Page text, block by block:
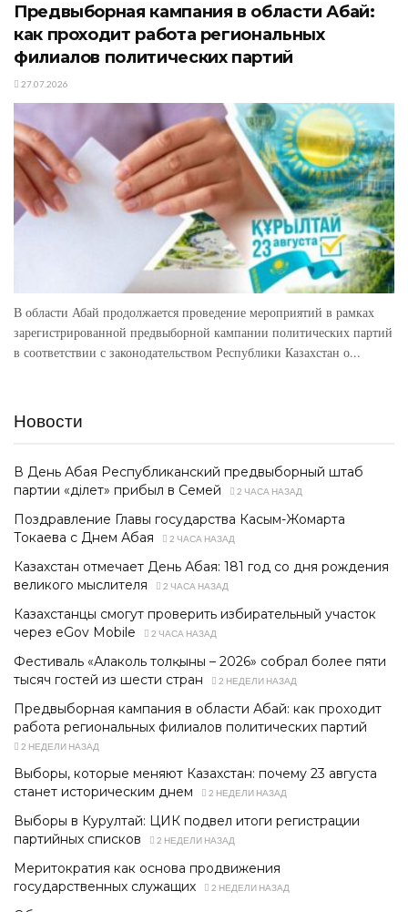
Предвыборная кампания в области Абай:
как проходит работа региональных
филиалов политических партий
27.07.2026
В области Абай продолжается проведение мероприятий в рамках
зарегистрированной предвыборной кампании политических партий
в соответствии с законодательством Республики Казахстан о...
Новости
В День Абая Республиканский предвыборный штаб
партии «Әділет» прибыл в Семей
2 ЧАСА НАЗАД
Поздравление Главы государства Касым-Жомарта
Токаева с Днем Абая
2 ЧАСА НАЗАД
Казахстан отмечает День Абая: 181 год со дня рождения
великого мыслителя
2 ЧАСА НАЗАД
Казахстанцы смогут проверить избирательный участок
через eGov Mobile
2 ЧАСА НАЗАД
Фестиваль «Алаколь толқыны – 2026» собрал более пяти
тысяч гостей из шести стран
2 НЕДЕЛИ НАЗАД
Предвыборная кампания в области Абай: как проходит
работа региональных филиалов политических партий
2 НЕДЕЛИ НАЗАД
Выборы, которые меняют Казахстан: почему 23 августа
станет историческим днем
2 НЕДЕЛИ НАЗАД
Выборы в Курултай: ЦИК подвел итоги регистрации
партийных списков
2 НЕДЕЛИ НАЗАД
Меритократия как основа продвижения
государственных служащих
2 НЕДЕЛИ НАЗАД